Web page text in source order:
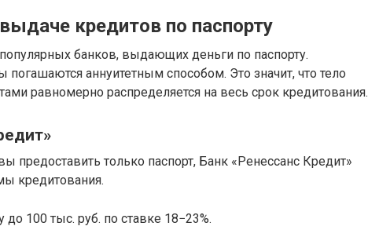
кредитов по паспорту
банков, выдающих деньги по паспорту.
аннуитетным способом. Это значит, что тело
равномерно распределяется на весь срок кредитования.
предоставить только паспорт, Банк «Ренессанс Кредит»
кредитования.
100 тыс. руб. по ставке 18−23%.